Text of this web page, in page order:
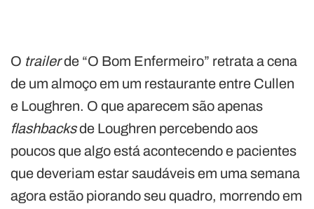
O trailerde “O Bom Enfermeiro” retrata a cena
de um almoço em um restaurante entre Cullen
e Loughren. O que aparecem são apenas
flashbacksde Loughren percebendo aos
poucos que algo está acontecendo e pacientes
que deveriam estar saudáveis ​​em uma semana
agora estão piorando seu quadro, morrendo em